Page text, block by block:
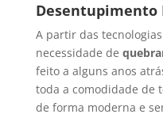
Desentupimento
A partir das
necessidade de
feito a alguns anos
toda a comodidade de
de forma moderna e